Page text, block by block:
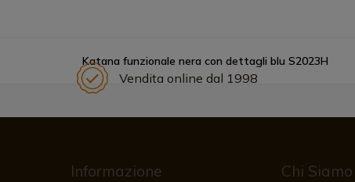
Katana funzionale nera con dettagli blu S2023H
Vendita online dal 1998
Informazione Chi Siamo